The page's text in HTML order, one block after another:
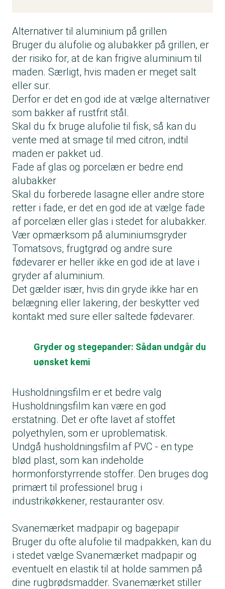
Alternativer til aluminium på grillen
Bruger du alufolie og alubakker på grillen, er
der risiko for, at de kan frigive aluminium til
maden. Særligt, hvis maden er meget salt
eller sur.
Derfor er det en god ide at vælge alternativer
som bakker af rustfrit stål.
Skal du fx bruge alufolie til fisk, så kan du
vente med at smage til med citron, indtil
maden er pakket ud.
Fade af glas og porcelæn er bedre end
alubakker
Skal du forberede lasagne eller andre store
retter i fade, er det en god ide at vælge fade
af porcelæn eller glas i stedet for alubakker.
Vær opmærksom på aluminiumsgryder
Tomatsovs, frugtgrød og andre sure
fødevarer er heller ikke en god ide at lave i
gryder af aluminium.
Det gælder især, hvis din gryde ikke har en
belægning eller lakering, der beskytter ved
kontakt med sure eller saltede fødevarer.
Gryder og stegepander: Sådan undgår du
uønsket kemi
Husholdningsfilm er et bedre valg
Husholdningsfilm kan være en god
erstatning. Det er ofte lavet af stoffet
polyethylen, som er uproblematisk.
Undgå husholdningsfilm af PVC - en type
blød plast, som kan indeholde
hormonforstyrrende stoffer. Den bruges dog
primært til professionel brug i
industrikøkkener, restauranter osv.
Svanemærket madpapir og bagepapir
Bruger du ofte alufolie til madpakken, kan du
i stedet vælge Svanemærket madpapir og
eventuelt en elastik til at holde sammen på
dine rugbrødsmadder. Svanemærket stiller